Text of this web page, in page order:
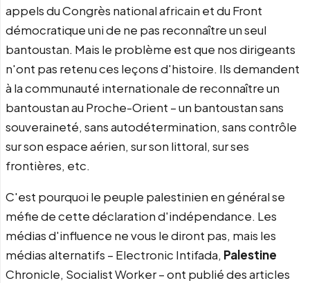
appels du Congrès national africain et du Front
démocratique uni de ne pas reconnaître un seul
bantoustan. Mais le problème est que nos dirigeants
n'ont pas retenu ces leçons d'histoire. Ils demandent
à la communauté internationale de reconnaître un
bantoustan au Proche-Orient – un bantoustan sans
souveraineté, sans autodétermination, sans contrôle
sur son espace aérien, sur son littoral, sur ses
frontières, etc.
C'est pourquoi le peuple palestinien en général se
méfie de cette déclaration d'indépendance. Les
médias d'influence ne vous le diront pas, mais les
médias alternatifs – Electronic Intifada, Palestine
Chronicle, Socialist Worker – ont publié des articles